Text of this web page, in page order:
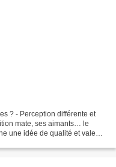
? - Perception différente et
mate, ses aimants… le
une idée de qualité et valeur